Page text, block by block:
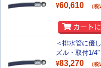
¥60,610 （税
＜排水管に優
ズル・取付1/
¥83,270 （税